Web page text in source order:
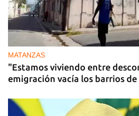
MATANZAS
"Estamos viviendo entre
emigración vacía los barrios